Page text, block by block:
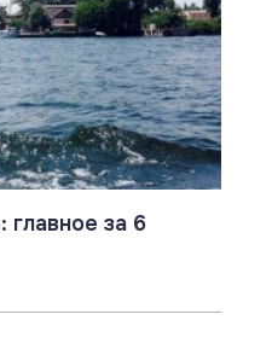
главное за 6